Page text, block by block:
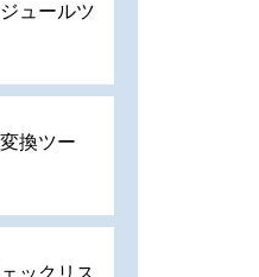
ュールツ
換ツー
ックリス